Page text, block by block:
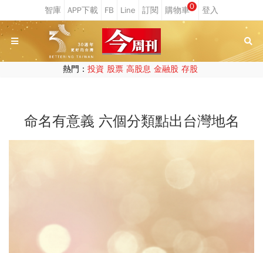
0
熱門： 投資 股票 高股息 金融股 存股
命名有意義 六個分類點出台灣地名